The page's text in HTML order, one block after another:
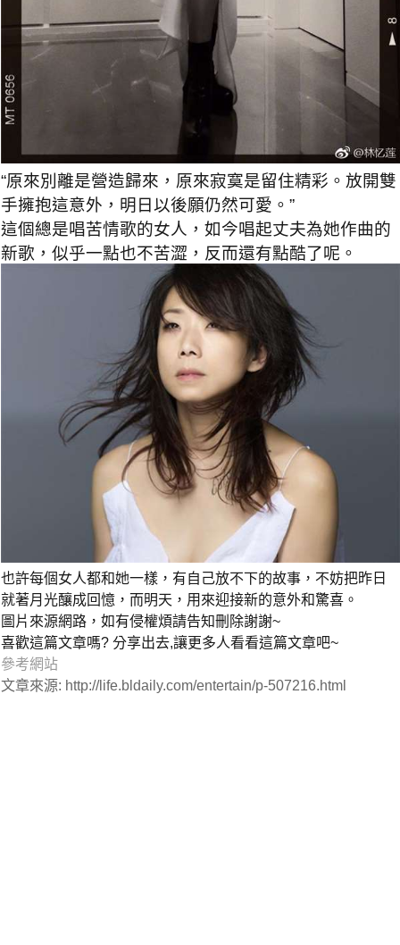
“原來別離是營造歸來，原來寂寞是留住精彩。放開雙
手擁抱這意外，明日以後願仍然可愛。”
這個總是唱苦情歌的女人，如今唱起丈夫為她作曲的
新歌，似乎一點也不苦澀，反而還有點酷了呢。
也許每個女人都和她一樣，有自己放不下的故事，不妨把昨日
就著月光釀成回憶，而明天，用來迎接新的意外和驚喜。
圖片來源網路，如有侵權煩請告知刪除謝謝~
喜歡這篇文章嗎? 分享出去,讓更多人看看這篇文章吧~
參考網站
文章來源: http://life.bldaily.com/entertain/p-507216.html